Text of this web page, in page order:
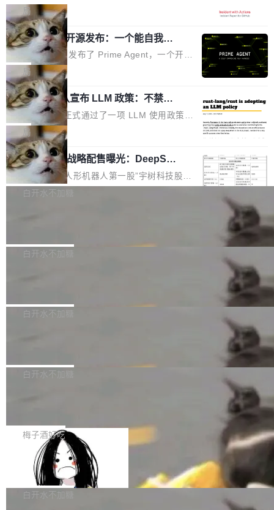
驱动你去学 CuTe，但还没被那些"邪恶的" Hopp
er++ 优化所淹没，足够容易修改和适配。 更关
键的是 FA2 的持久性...
也为产业链企业探索产品创新与商业增长打开新
的空间。 8月14日，开源鸿蒙智能硬件开发者日
（OHDD：OpenHarmony Hardware Develope
r Day）将在杭州启航。活动面向智能硬件产业
链企业和开发者，邀请行业专家与资深技术顾
问，围绕开源鸿蒙技术能力、设备适配、芯片适
配、功耗与稳定性调优、兼容性测评及统一互联
等内容展开系统讲解和实战交流，帮助企业进一
步了解开源鸿蒙在智能...
模服务降级，Actions 完全不可用超过 5 小时，
webhook 停发，连自托管 runner 也因调度层故
障无法工作。Pages、Copilot code review、C
opilot coding agent 全部受影响。从检测到完全
恢复，大约 12 小时。 这是 2026 年 8 月的第六
起事故，其中四起与 AI/Copilot 服务相关。 Git
Hub 员工 kdaigle 在 HN 讨论中贴出了一组数
据：2025 年全年 10 亿次 commit。现在，每周
2.75 亿次，全年预计 140 亿次。GitHub...
局
Prime Agent 开源发布：一个能自我改
进的编程 Agent，ARC-AGI 3 超越人类
专家基线
Prime Intellect 发布了 Prime Agent，一个开源
的编程 Agent Harness，核心设计围绕两个抽
象：Recursive Language Model（RLM）和 C
ontinual Harness。在 ARC-AGI 3 基准测试
上，Prime Agent + Opus 5 的组合达到了 95.
5% RHAE Best@1，超过了 ARC 报告的人类专
家基线 95.4%。 不是又一个 coding agent 包装
器 Prime Agent 的架构和市面上大多数 coding
agent 有本质区别。大多数 agent harness 的设
计是基于早期模型的能力—...
局
Rust 项目团队宣布 LLM 政策：不禁
止，但你要承认哪些代码不是你写的
Rust 语言项目正式通过了一项 LLM 使用政策，
覆盖 rust-lang/rust 单一仓库的代码贡献。这不
是项目级别的官方立场，目前由五个团队采纳，
但它可能是主流开源项目中关于 AI 辅助贡献最
细致的一份规则。 政策的核心只有一句话：LLM
可以用来分析、提炼、审阅、建议，但不能用来
不得生成涉及安全性的关键变更，除非作者本身
局
宇树科技 IPO 战略配售曝光：DeepSe
ek 获配 93.3 万股，锁定 36 个月
8月6日晚间，“人形机器人第一股”宇树科技股份
有限公司披露IPO发行价格及战略配售结果，杭
36个月。 公告显示，本次宇树科技战略配售对
员工参与设立的专项资产管理计划。其中，Dee
获配9...
白开水不加糖
Bug fixes and enhancements 修复多次传递同
一个回归问题，该问题导致拉取镜像时会拒绝包
题，该问题可能导致在旧版 Linux 内核...
白开水不加糖
e 孵化器项目管理委员会（IPMC）投票中获得
P）！这一里程碑不仅标志着 Fluss 迈入新的发
白开水不加糖
长期停止内容更新，未能实现其作为“AI版维基百
提交的编辑请求也长期处于待处理状态。 Groki
pedia 于去年底上线，定位为由人工智能生成内
容的百科平台，被马斯克视为传统众包百科网站
维基百科的替代方案。Lawfare 调查发现，无论
热门页面还是低关注度页面，均未出现近期更
白开水不加糖
是这样的：配 MessageSource 的 Bean、写 R
eloadableResourceBundleMessageSource、
声明 LocaleResolver、注册 LocaleChangeInt
erceptor…五六步之后才能看到第一行翻译文
本。 Solon 换了个方式。整个 i18n 模块围绕三
梅子酒好吃
Apache Doris 4.1 全面增强 Iceberg：
支持 UPDATE、MERGE INTO 与 Iceb
erg V3
Apache Doris 4.1 要补齐的，正是缺失的那一
半。在已有查询能力的基础上，Doris 进一步支
白开水不加糖